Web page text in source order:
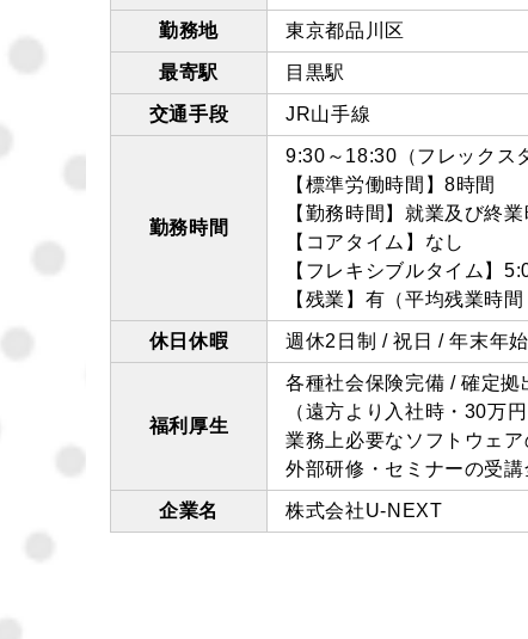
勤務地 東京都品川区
最寄駅 目黒駅
交通手段 JR山手線
勤務時間
9:30～18:30（フレックス
【標準労働時間】8時間
【勤務時間】就業及び終
【コアタイム】なし
【フレキシブルタイム】
【残業】有（平均残業時
休日休暇 週休2日制 / 祝日 / 年末年
福利厚生
各種社会保険完備 / 確定
（遠方より入社時・30万
業務上必要なソフトウェ
外部研修・セミナーの受
企業名 株式会社U-NEXT